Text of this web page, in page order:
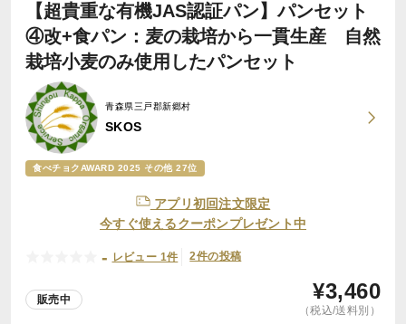
【超貴重な有機JAS認証パン】パンセット
④改+食パン：麦の栽培から一貫生産 自然
栽培小麦のみ使用したパンセット
青森県三戸郡新郷村
SKOS
食べチョクAWARD 2025 その他 27位
アプリ初回注文限定
今すぐ使えるクーポンプレゼント中
- レビュー 1件 2件の投稿
販売中 ¥3,460
（税込/送料別）